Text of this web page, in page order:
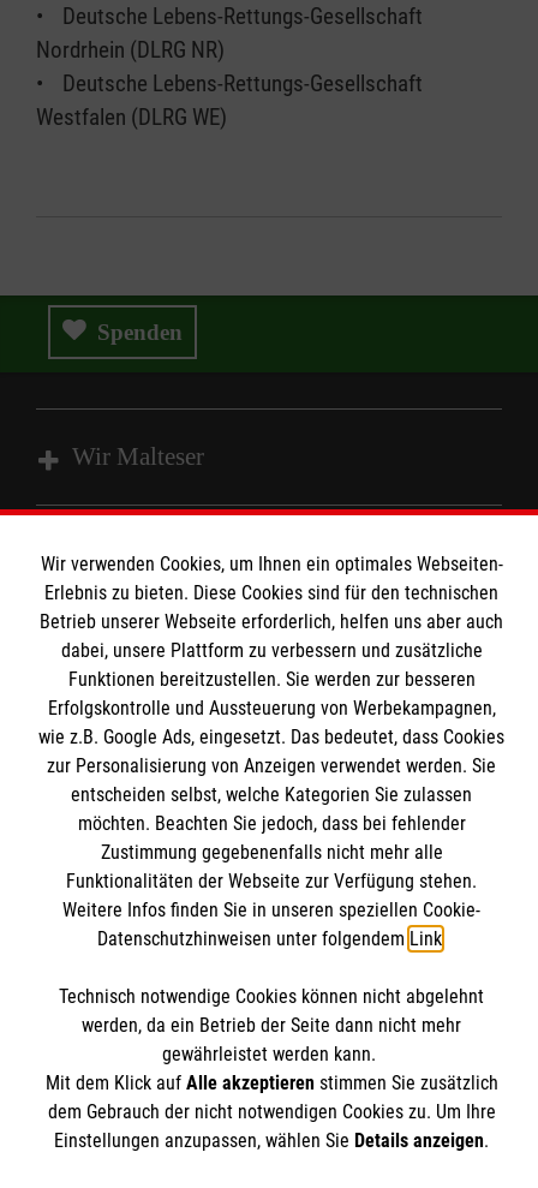
• Deutsche Lebens-Rettungs-Gesellschaft
Nordrhein (DLRG NR)
• Deutsche Lebens-Rettungs-Gesellschaft
Westfalen (DLRG WE)
Spenden
Wir Malteser
Angebote und Leistungen
Unsere Kurse
Mitarbeiten
Wir Malteser
Informationen
Kontakt
Pressestelle
Impressum
Datenschutz
Malteser online
Malteserorden
Malteser Jugend
Malteser International
Sharepoint
Spendenkonto
Empfänger: Malteser Hilfsdienst e.V.
BIC: GENODED 1PA7
Soziale Netzwerke
Der Malteser Hilfsdienst e.V. ist als eingetragene
gemeinnützige Organisation von der Körperschaft- und
Wir verwenden Cookies, um Ihnen ein optimales Webseiten-
Erlebnis zu bieten. Diese Cookies sind für den technischen
Betrieb unserer Webseite erforderlich, helfen uns aber auch
dabei, unsere Plattform zu verbessern und zusätzliche
Funktionen bereitzustellen. Sie werden zur besseren
Erfolgskontrolle und Aussteuerung von Werbekampagnen,
wie z.B. Google Ads, eingesetzt. Das bedeutet, dass Cookies
zur Personalisierung von Anzeigen verwendet werden. Sie
entscheiden selbst, welche Kategorien Sie zulassen
möchten. Beachten Sie jedoch, dass bei fehlender
Zustimmung gegebenenfalls nicht mehr alle
Funktionalitäten der Webseite zur Verfügung stehen.
Weitere Infos finden Sie in unseren speziellen Cookie-
Datenschutzhinweisen unter folgendem Link.
Technisch notwendige Cookies können nicht abgelehnt
werden, da ein Betrieb der Seite dann nicht mehr
gewährleistet werden kann.
Mit dem Klick auf Alle akzeptierenstimmen Sie zusätzlich
dem Gebrauch der nicht notwendigen Cookies zu. Um Ihre
Einstellungen anzupassen, wählen Sie Details anzeigen.